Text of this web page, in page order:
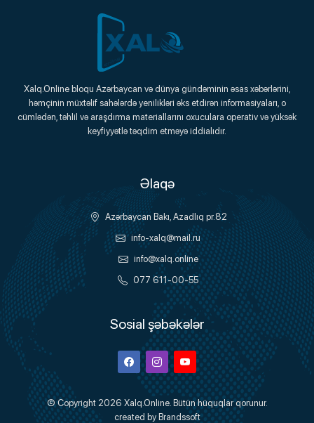
Xalq.Online
Onlayn Platforma
Xalq.Online bloqu Azərbaycan və dünya gündəminin əsas xəbərlərini,
həmçinin müxtəlif sahələrdə yenilikləri əks etdirən informasiyaları, o
cümlədən, təhlil və araşdırma materiallarını oxuculara operativ və yüksək
keyfiyyətlə təqdim etməyə iddialıdır.
Əlaqə
Azərbaycan Bakı, Azadlıq pr.82
info-xalq@mail.ru
info@xalq.online
077 611-00-55
Sosial şəbəkələr
FacebookInstagramYoutube
© Copyright 2026 Xalq.Online. Bütün hüquqlar qorunur.
created by Brandssoft